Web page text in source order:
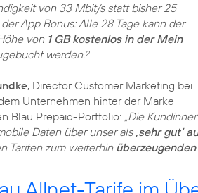
von 33 Mbit/s statt bisher 25
App Bonus: Alle 28 Tage kann der
von 1 GB kostenlos in der Mein
werden.2
, Director Customer Marketing bei
Unternehmen hinter der Marke
Blau Prepaid-Portfolio: „Die
Daten über unser als ‚sehr gut‘
Tarifen zum weiterhin